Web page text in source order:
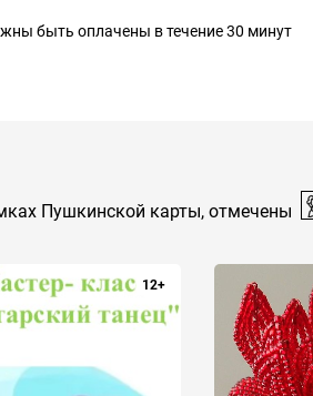
быть оплачены в течение 30 минут
Пушкинской карты, отмечены
12+